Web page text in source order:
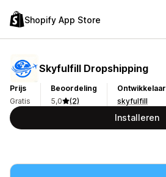
Shopify App Store
Skyfulfill Dropshipping
Prijs
Gratis
Beoordeling
5,0
(2)
Ontwikkelaar
skyfulfill
Installeren